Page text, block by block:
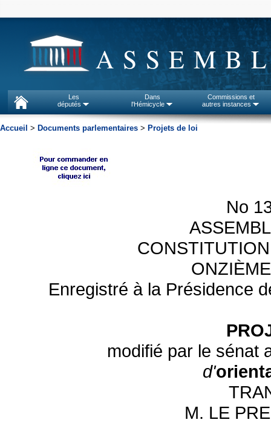
Les
députés
Dans
l'Hémicycle
Commissions et
autres instances
Accueil > Documents parlementaires > Projets de loi
No
Enregistré à la Présidence
modifié par le sénat
d'
M. LE